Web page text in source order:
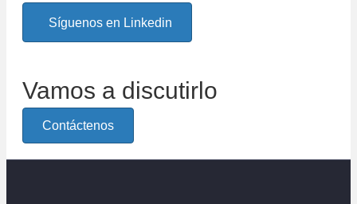
Síguenos en Linkedin
Vamos a discutirlo
Contáctenos